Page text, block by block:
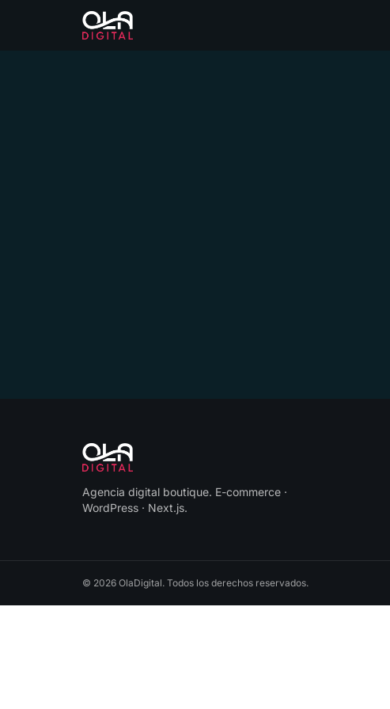
Agencia digital boutique. E-commerce ·
WordPress · Next.js.
© 2026 OlaDigital. Todos los derechos reservados.